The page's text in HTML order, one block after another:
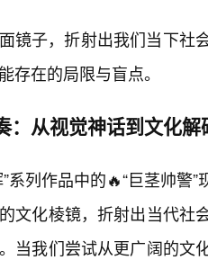
镜子，折射出我们当下社
存在的局限与盲点。
：从视觉神话到文化
”系列作品中的🔥“巨茎帅警
文化棱镜，折射出当代社
当我们尝试从更广阔的文